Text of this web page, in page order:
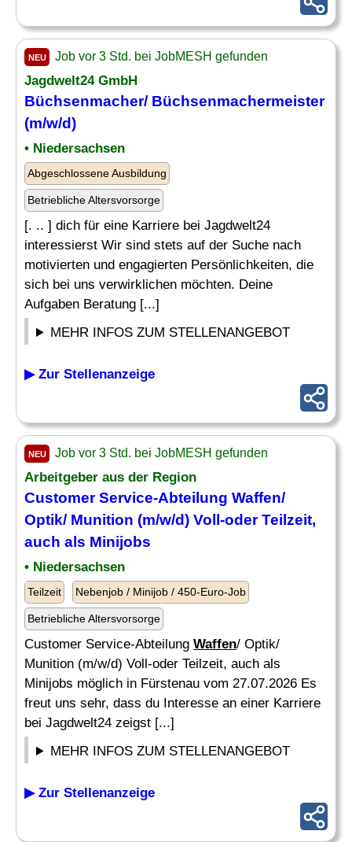
NEU Job vor 3 Std. bei JobMESH gefunden
Jagdwelt24 GmbH
Büchsenmacher/ Büchsenmachermeister
(m/w/d)
• Niedersachsen
Abgeschlossene Ausbildung
Betriebliche Altersvorsorge
[. .. ] dich für eine Karriere bei Jagdwelt24
interessierst Wir sind stets auf der Suche nach
motivierten und engagierten Persönlichkeiten, die
sich bei uns verwirklichen möchten. Deine
Aufgaben Beratung [...]
MEHR INFOS ZUM STELLENANGEBOT
▶ Zur Stellenanzeige
NEU Job vor 3 Std. bei JobMESH gefunden
Arbeitgeber aus der Region
Customer Service-Abteilung Waffen/
Optik/ Munition (m/w/d) Voll-oder Teilzeit,
auch als Minijobs
• Niedersachsen
Teilzeit Nebenjob / Minijob / 450-Euro-Job
Betriebliche Altersvorsorge
Customer Service-Abteilung Waffen/ Optik/
Munition (m/w/d) Voll-oder Teilzeit, auch als
Minijobs möglich in Fürstenau vom 27.07.2026 Es
freut uns sehr, dass du Interesse an einer Karriere
bei Jagdwelt24 zeigst [...]
MEHR INFOS ZUM STELLENANGEBOT
▶ Zur Stellenanzeige